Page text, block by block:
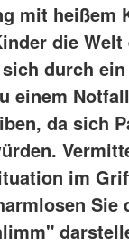
mit heißem
die Welt
durch
einem
da sich
im